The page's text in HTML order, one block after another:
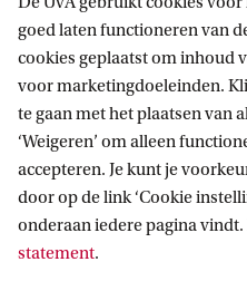
Informatie voor
Bachelorstudiekiezers
Masterstudiekiezers
Direct naar
goed laten functioneren van
cookies geplaatst om inhoud
voor marketingdoeleinden.
te gaan met het plaatsen van
‘Weigeren’ om alleen
accepteren. Je kunt je
door op de link ‘Cookie
onderaan iedere pagina vindt.
statement.